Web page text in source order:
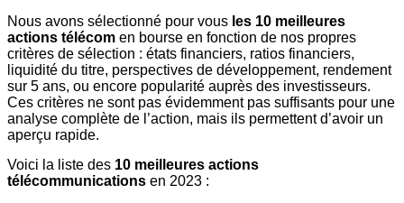
Nous avons sélectionné pour vous les 10 meilleures
actions télécom en bourse en fonction de nos propres
critères de sélection : états financiers, ratios financiers,
liquidité du titre, perspectives de développement, rendement
sur 5 ans, ou encore popularité auprès des investisseurs.
Ces critères ne sont pas évidemment pas suffisants pour une
analyse complète de l’action, mais ils permettent d’avoir un
aperçu rapide.
Voici la liste des 10 meilleures actions
télécommunications en 2023 :